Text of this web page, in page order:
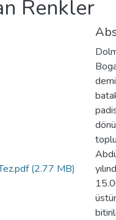
Renkler
(2.77 MB)